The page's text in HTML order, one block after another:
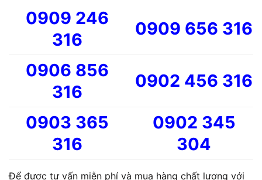
0909 246
316
0909 656 316
0906 856
316
0902 456 316
0903 365
316
0902 345
304
Để được tư vấn miễn phí và mua hàng chất lượng với